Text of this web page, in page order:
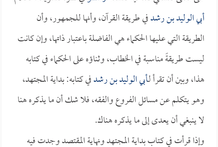
أبي الوليد بن رشدفي طريقة القرآن، وأنها للجمهور، وأن
الطريقة التي عليها الحكماء هي الفاضلة باعتبار ذاتها، وإن كانت
ليست طريقةً مناسبة في الخطاب، وثناؤه على الحكماء في كتابه
هذا، وبين أن تقرأ لـأبي الوليد بن رشدفي كتابه: بداية المجتهد،
وهو يتكلم عن مسائل الفروع والفقه، فلا شك أن ما يذكره هنا
لا ينبغي أن يعدى إلى ما يذكره هناك.
وإذا قرأت في كتاب بداية المجتهد ونهاية المقتصد وجدت فيه